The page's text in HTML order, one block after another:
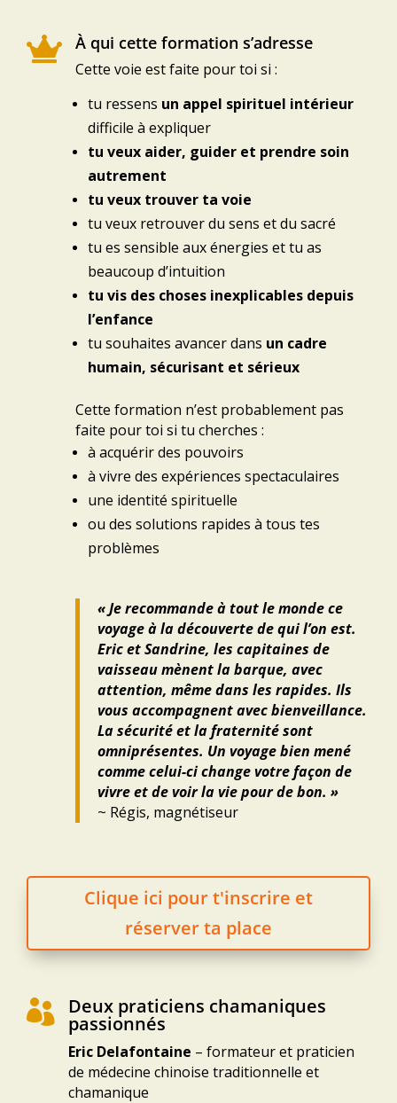
 À qui cette formation s’adresse
Cette voie est faite pour toi si :
tu ressens un appel spirituel intérieur
difficile à expliquer
tu veux aider, guider et prendre soin
autrement
tu veux trouver ta voie
tu veux retrouver du sens et du sacré
tu es sensible aux énergies et tu as
beaucoup d’intuition
tu vis des choses inexplicables depuis
l’enfance
tu souhaites avancer dans un cadre
humain, sécurisant et sérieux
Cette formation n’est probablement pas
faite pour toi si tu cherches :
à acquérir des pouvoirs
à vivre des expériences spectaculaires
une identité spirituelle
ou des solutions rapides à tous tes
problèmes
« Je recommande à tout le monde ce
voyage à la découverte de qui l’on est.
Eric et Sandrine, les capitaines de
vaisseau mènent la barque, avec
attention, même dans les rapides. Ils
vous accompagnent avec bienveillance.
La sécurité et la fraternité sont
omniprésentes. Un voyage bien mené
comme celui-ci change votre façon de
vivre et de voir la vie pour de bon. »
~ Régis, magnétiseur
Clique ici pour t'inscrire et
réserver ta place
 Deux praticiens chamaniques
passionnés
Eric Delafontaine – formateur et praticien
de médecine chinoise traditionnelle et
chamanique